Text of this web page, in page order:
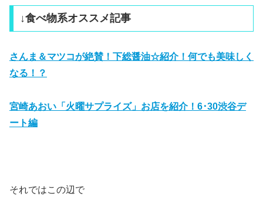
↓食べ物系オススメ記事
さんま＆マツコが絶賛！下総醤油☆紹介！何でも美味しく
なる！？
宮崎あおい「火曜サプライズ」お店を紹介！6･30渋谷デ
ート編
それではこの辺で